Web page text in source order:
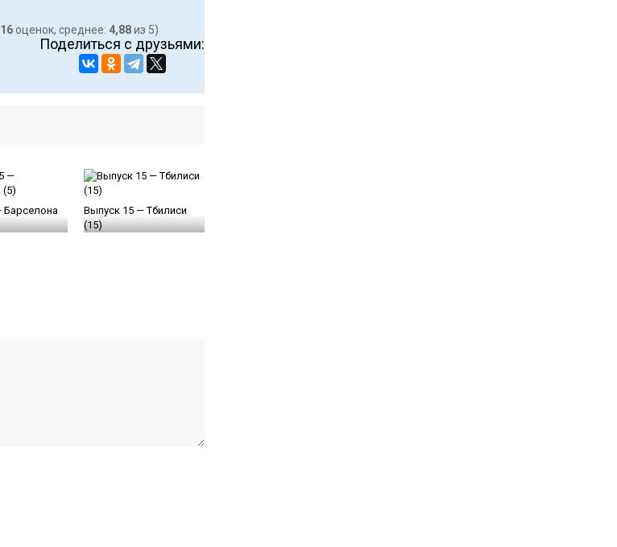
16 оценок, среднее: 4,88из 5)
Поделиться с друзьями:
Барселона
Выпуск 15 — Тбилиси
(15)